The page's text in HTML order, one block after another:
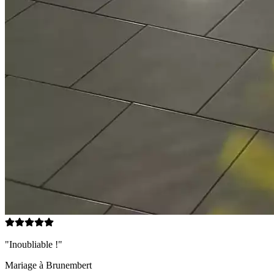
"Inoubliable !"
Mariage à Brunembert